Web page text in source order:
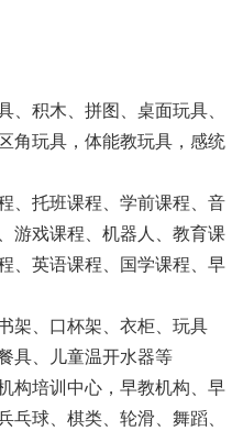
积木、拼图、桌面玩具、
角玩具，体能教玩具，感统
、托班课程、学前课程、音
游戏课程、机器人、教育课
、英语课程、国学课程、早
架、口杯架、衣柜、玩具
具、儿童温开水器等
构培训中心，早教机构、早
球、棋类、轮滑、舞蹈、